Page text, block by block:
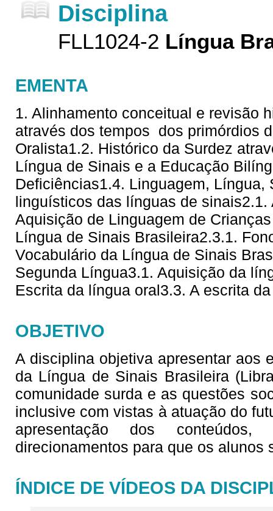
Disciplina
FLL1024-2 Língua
EMENTA
1. Alinhamento conceitual e revisão
através dos tempos  dos primórdios
Oralista1.2. Histórico da Surdez
Língua de Sinais e a Educação
Deficiências1.4. Linguagem,
linguísticos das línguas de
Aquisição de Linguagem de
Língua de Sinais Brasileira2.3.1.
Vocabulário da Língua de Sinais
Segunda Língua3.1. Aquisição da
Escrita da língua oral3.3. A escrita
OBJETIVO
A disciplina objetiva apresentar aos
da Língua de Sinais Brasileira
comunidade surda e as questões
inclusive com vistas à atuação do
apresentação dos
direcionamentos para que os alunos
ÍNDICE DE VÍDEOS DA